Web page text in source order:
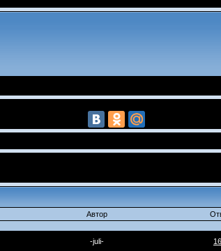
Автор
-juli- 16